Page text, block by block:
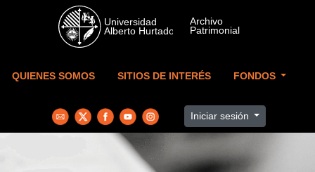
Skip to main content
QUIENES SOMOS SITIOS DE INTERÉS FONDOS
Iniciar sesión